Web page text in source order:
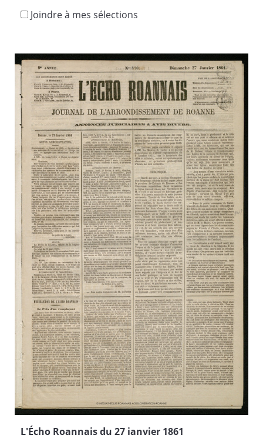
Joindre à mes sélections
L'Écho Roannais du 27 janvier 1861